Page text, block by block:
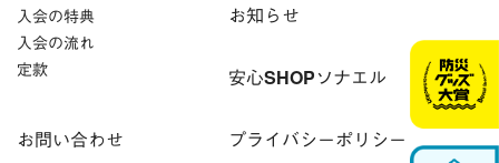
入会の特典
入会の流れ
定款
お知らせ
安心SHOPソナエル
お問い合わせ プライバシーポリシー